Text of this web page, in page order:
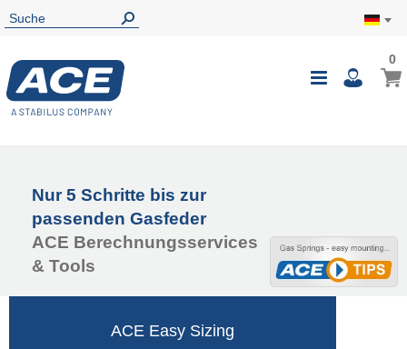
00
Nur 5 Schritte bis zur
passenden Gasfeder
ACE Berechnungsservices
& Tools